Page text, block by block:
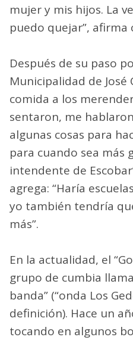
mujer y mis hijos. La
puedo quejar”,
Después de su paso
Municipalidad de José
comida a los
sentaron, me
algunas cosas para
para cuando sea más
intendente de
agrega: “Haría
yo también tendría
más”.
En la actualidad, el
grupo de cumbia
banda” (“onda Los
definición). Hace un
tocando en algunos